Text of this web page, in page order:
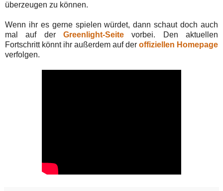
überzeugen zu können.
Wenn ihr es gerne spielen würdet, dann schaut doch auch
mal auf der Greenlight-Seite vorbei. Den aktuellen
Fortschritt könnt ihr außerdem auf der offiziellen Homepage
verfolgen.